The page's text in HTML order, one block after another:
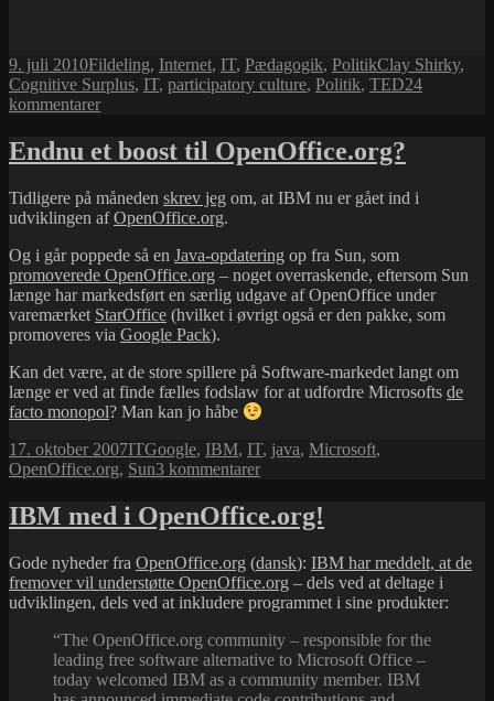
Udgivet
i
9. juli 2010Kategorier
Fildeling, Internet, IT, Pædagogik, PolitikTags
Clay Shirky,
Cognitive Surplus, IT, participatory culture, Politik, TED24
kommentarertil
overskud
Endnu et boost til OpenOffice.org?
Tidligere på måneden skrev jeg om, at IBM nu er gået ind i
udviklingen afOpenOffice.org.
Og i går poppede så en Java-opdatering op fra Sun, som
promoverede OpenOffice.org – noget overraskende, eftersom Sun
længe har markedsført en særlig udgave af OpenOffice under
varemærket StarOffice (hvilket i øvrigt også er den pakke, som
promoveres via Google Pack).
Kan det være, at de store spillere på Software-markedet langt om
længe er ved at finde fælles fodslaw for at udfordre Microsofts de
facto monopol? Man kan jo håbe
Udgivet
i
17. oktober 2007Kategorier
ITTags
Google, IBM, IT, java, Microsoft,
OpenOffice.org, Sun3 kommentarertil
boost
OpenOffice.org?
IBM med i OpenOffice.org!
Gode nyheder fra OpenOffice.org (dansk): IBM har meddelt, at de
fremover vil understøtte OpenOffice.org – dels ved at deltage i
udviklingen, dels ved at inkludere programmet i sine produkter:
“The OpenOffice.org community – responsible for the
leading free software alternative to Microsoft Office –
today welcomed IBM as a community member. IBM